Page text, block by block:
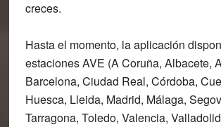
creces.
Hasta el momento, la aplicación
estaciones AVE (A Coruña, Albacete,
Barcelona, Ciudad Real, Córdoba,
Huesca, Lleida, Madrid, Málaga,
Tarragona, Toledo, Valencia,